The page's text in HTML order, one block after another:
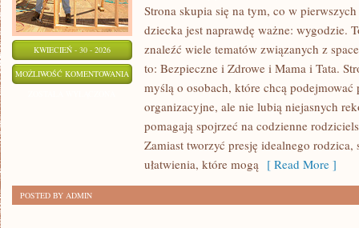
KWIECIEŃ - 30 - 2026
MOŻLIWOŚĆ KOMENTOWANIA KARMIENIE
POSIŁKI
Strona skupia się na tym, co w
dziecka jest naprawdę ważne: wygodzie.
znaleźć wiele tematów związanych z
to: Bezpieczne i Zdrowe i Mama i Tata.
myślą o osobach, które chcą
organizacyjne, ale nie lubią niejasnych
pomagają spojrzeć na codzienne
Zamiast tworzyć presję idealnego
ułatwienia, które mogą [ Read More ]
POSTED BY ADMIN